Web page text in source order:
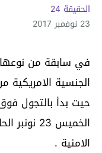
الحقيقة 24
23 نوفمبر 2017
في سابقة من
الجنسية الامريكية
حيت بدأ بالتجول
الخميس
الامنية .